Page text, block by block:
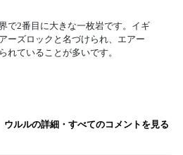
で2番目に大きな一枚岩です。イギ
ーズロックと名づけられ、エアー
れていることが多いです。
ウルルの詳細・すべてのコメントを見る